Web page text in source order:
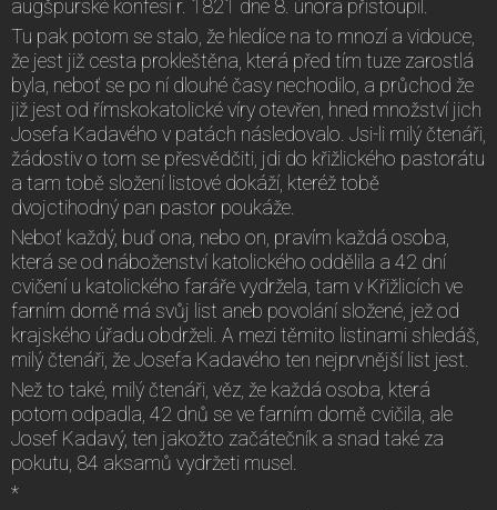
augšpurské konfesí r. 1821 dne 8. února přistoupil.
Tu pak potom se stalo, že hledíce na to mnozí a vidouce,
že jest již cesta prokleštěna, která před tím tuze zarostlá
byla, neboť se po ní dlouhé časy nechodilo, a průchod že
již jest od římskokatolické víry otevřen, hned množství jich
Josefa Kadavého v patách následovalo. Jsi-li milý čtenáři,
žádostiv o tom se přesvědčiti, jdi do křižlického pastorátu
a tam tobě složení listové dokáží, kteréž tobě
dvojctihodný pan pastor poukáže.
Neboť každý, buď ona, nebo on, pravím každá osoba,
která se od náboženství katolického oddělila a 42 dní
cvičení u katolického faráře vydržela, tam v Křižlicích ve
farním domě má svůj list aneb povolání složené, jež od
krajského úřadu obdrželi. A mezi těmito listinami shledáš,
milý čtenáři, že Josefa Kadavého ten nejprvnější list jest.
Než to také, milý čtenáři, věz, že každá osoba, která
potom odpadla, 42 dnů se ve farním domě cvičila, ale
Josef Kadavý, ten jakožto začátečník a snad také za
pokutu, 84 aksamů vydržeti musel.
*